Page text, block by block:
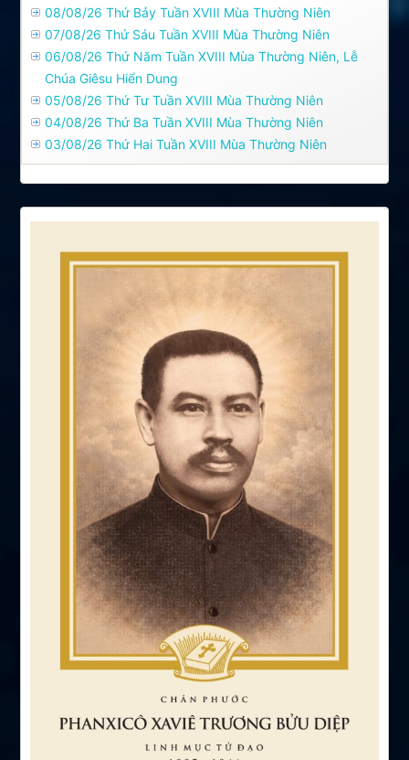
08/08/26 Thứ Bảy Tuần XVIII Mùa Thường Niên
07/08/26 Thứ Sáu Tuần XVIII Mùa Thường Niên
06/08/26 Thứ Năm Tuần XVIII Mùa Thường Niên, Lễ
Chúa Giêsu Hiển Dung
05/08/26 Thứ Tư Tuần XVIII Mùa Thường Niên
04/08/26 Thứ Ba Tuần XVIII Mùa Thường Niên
03/08/26 Thứ Hai Tuần XVIII Mùa Thường Niên